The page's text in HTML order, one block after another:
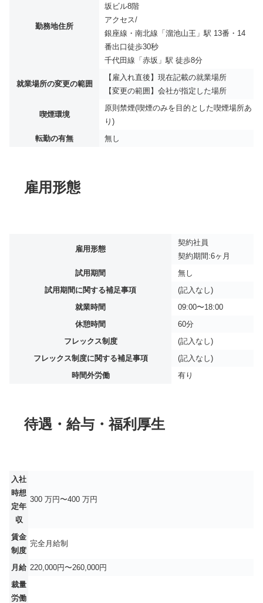
勤務地住所
坂ビル8階
アクセス/
銀座線・南北線「溜池山王」駅 13番・14
番出口徒歩30秒
千代田線「赤坂」駅 徒歩8分
就業場所の変更の範囲
【雇入れ直後】現在記載の就業場所
【変更の範囲】会社が指定した場所
喫煙環境
原則禁煙(喫煙のみを目的とした喫煙場所あ
り)
転勤の有無
無し
雇用形態
雇用形態
契約社員
契約期間:6ヶ月
試用期間
無し
試用期間に関する補足事項
(記入なし)
就業時間
09:00〜18:00
休憩時間
60分
フレックス制度
(記入なし)
フレックス制度に関する補足事項
(記入なし)
時間外労働
有り
待遇・給与・福利厚生
入社
時想
定年
収
300 万円〜400 万円
賃金
制度
完全月給制
月給 220,000円〜260,000円
裁量
労働